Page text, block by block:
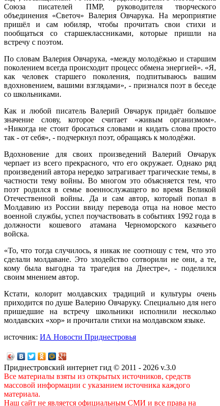
Союза писателей ПМР, руководителя творческого
объединения «Светоч» Валерия Овчарука. На мероприятие
пришёл и сам юбиляр, чтобы прочитать свои стихи и
пообщаться со старшеклассниками, которые пришли на
встречу с поэтом.
По словам Валерия Овчарука, «между молодёжью и старшим
поколением всегда происходит процесс обмена энергией». «Я,
как человек старшего поколения, подпитываюсь вашим
вдохновением, вашими взглядами», - признался поэт в беседе
со школьниками.
Как и любой писатель Валерий Овчарук придаёт большое
значение слову, которое считает «живым организмом».
«Никогда не стоит бросаться словами и кидать слова просто
так - от себя», - подчеркнул поэт, обращаясь к молодёжи.
Вдохновение для своих произведений Валерий Овчарук
черпает из всего прекрасного, что его окружает. Однако ряд
произведений автора нередко затрагивает трагические темы, в
частности тему войны. Во многом это объясняется тем, что
поэт родился в семье военнослужащего во время Великой
Отечественной войны. Да и сам автор, который попал в
Молдавию из России ввиду перевода отца на новое место
военной службы, успел поучаствовать в событиях 1992 года в
должности кошевого атамана Черноморского казачьего
войска.
«То, что тогда случилось, я никак не соотношу с тем, что это
сделали молдаване. Это злодейство сотворили не они, а те,
кому была выгодна та трагедия на Днестре», - поделился
своим мнением автор.
Кстати, колорит молдавских традиций и культуры очень
приходится по душе Валерию Овчаруку. Специально для него
пришедшие на встречу школьники исполнили несколько
молдавских «хор» и прочитали стихи на молдавском языке.
источник: ИА Новости Приднестровья
Приднестровский интернет гид © 2011 - 2026 v.3.0
Все материалы взяты из открытых источников, средств
массовой информации с указанием источника каждого
материала.
Наш сайт не является официальным СМИ и все права на